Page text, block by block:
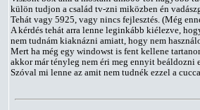
külön tudjon a család tv-zni miközben én
Tehát vagy 5925, vagy nincs fejlesztés. (Még
A kérdés tehát arra lenne leginkább kiélezve,
nem tudnám kiaknázni amiatt, hogy nem
Mert ha még egy windowst is fent kellene
akkor már tényleg nem éri meg ennyit beáldozni
Szóval mi lenne az amit nem tudnék ezzel a